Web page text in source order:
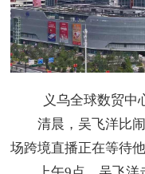
义乌全球数贸中
清晨，吴飞洋比闹
场跨境直播正在等待他